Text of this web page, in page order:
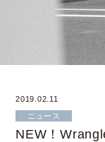
2019.02.11
ニュース
NEW！